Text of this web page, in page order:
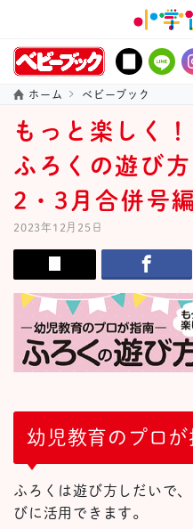
ホーム ベビーブック
もっと楽しく
ふろくの遊び
2・3月合併号
2023年12月25日
幼児教育のプロが
ふろくは遊び方しだいで
びに活用できます。